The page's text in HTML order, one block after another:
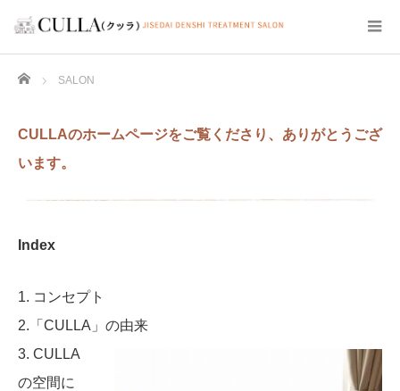
Home SALON
CULLAのホームページをご覧くださり、ありがとうござ
います。
Index
1. コンセプト
2.「CULLA」の由来
3. CULLA
の空間に